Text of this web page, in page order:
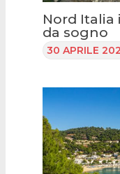
Nord Italia
da sogno
30 APRILE